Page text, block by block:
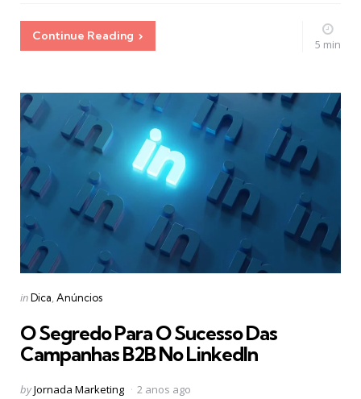
Continue Reading
5 min
Categories
Posted
inDica Anúncios
O Segredo Para O Sucesso Das
Campanhas B2B No LinkedIn
Posted
byJornada Marketing 2 anos ago